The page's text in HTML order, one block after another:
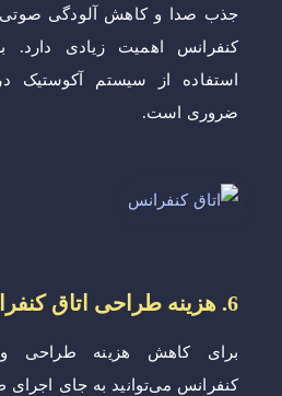
جذب صدا و کاهش آلودگی صوتی
کنفرانس اهمیت زیادی دارد.
استفاده از سیستم آکوستیک
ضروری است.
6. هزینه طراحی اتاق کنفرانس:
برای کاهش هزینه طراحی
کنفرانس می‌توانید به جای اجرای